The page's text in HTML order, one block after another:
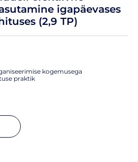
igapäevases
(2,9 TP)
kogemusega
praktik